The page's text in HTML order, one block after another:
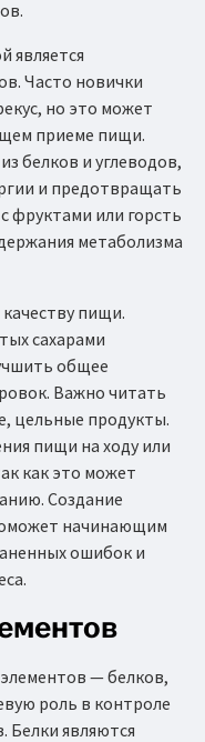
является
Часто новички
но это может
приеме пищи.
белков и углеводов,
и предотвращать
фруктами или горсть
метаболизма
пищи.
сахарами
общее
Важно читать
цельные продукты.
пищи на ходу или
как это может
Создание
начинающим
ошибок и
— белков,
роль в контроле
Белки являются